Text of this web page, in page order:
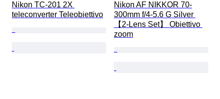
Nikon TC-201 2X
teleconverter Teleobiettivo
Nikon AF NIKKOR 70-
300mm f/4-5.6 G Silver
【2-Lens Set】 Obiettivo
zoom